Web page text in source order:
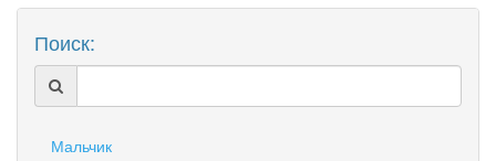
Поиск:
Мальчик